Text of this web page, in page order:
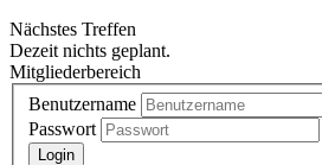
Nächstes Treffen
Dezeit nichts geplant.
Mitgliederbereich
Benutzername
Passwort